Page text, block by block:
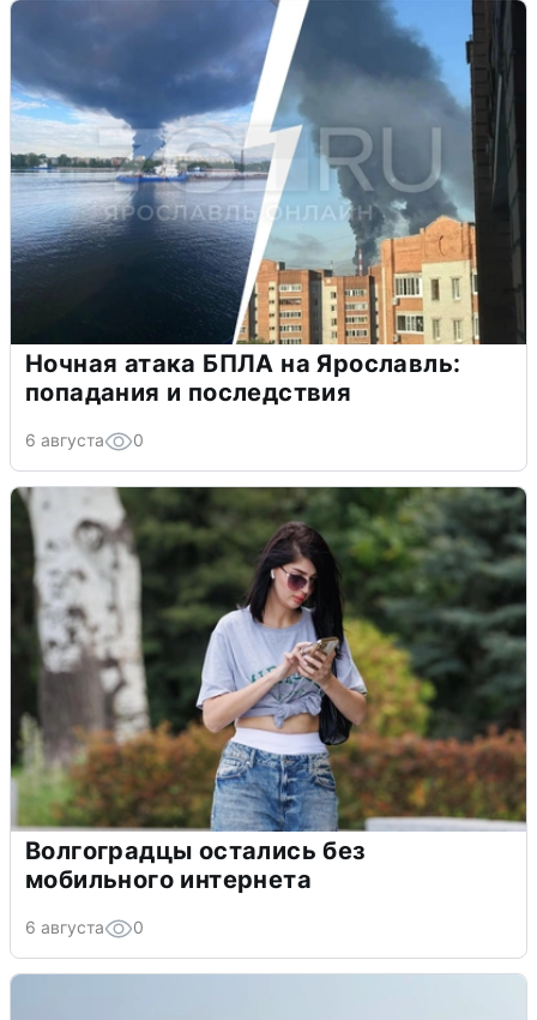
Ночная атака БПЛА на Ярославль:
попадания и последствия
6 августа 0
Волгоградцы остались без
мобильного интернета
6 августа 0